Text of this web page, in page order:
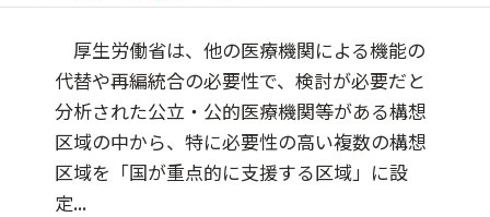
厚生労働省は、他の医療機関による機能の
代替や再編統合の必要性で、検討が必要だと
分析された公立・公的医療機関等がある構想
区域の中から、特に必要性の高い複数の構想
区域を「国が重点的に支援する区域」に設
定...